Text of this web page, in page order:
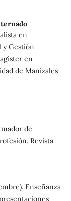
en
y Gestión
en
de Manizales
de
Revista
Enseñanza